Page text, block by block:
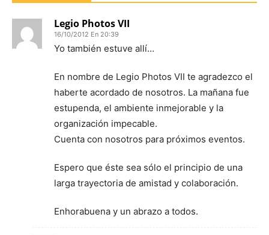
Legio Photos VII
16/10/2012 En 20:39
Yo también estuve allí…
En nombre de Legio Photos VII te agradezco el
haberte acordado de nosotros. La mañana fue
estupenda, el ambiente inmejorable y la
organización impecable.
Cuenta con nosotros para próximos eventos.
Espero que éste sea sólo el principio de una
larga trayectoria de amistad y colaboración.
Enhorabuena y un abrazo a todos.